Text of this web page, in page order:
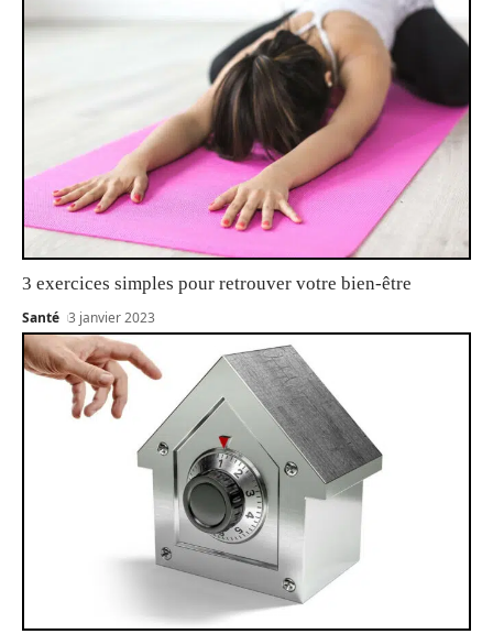
3 exercices simples pour retrouver votre bien-être
Santé 3 janvier 2023